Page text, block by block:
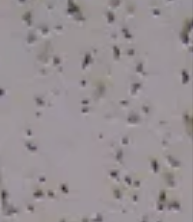
市、刈田郡蔵王町、七ヶ宿町、柴田郡大河原町、
村田町、柴田町、川崎町、伊具郡丸森町、亘理郡
亘理町、山元町、宮城郡松島町、七ヶ浜町、利府
町、黒川郡大和町、大郷町、大衡村、加美郡色麻
町、加美町、遠田郡涌谷町、美里町、牡鹿郡女川
町、本吉郡南三陸町